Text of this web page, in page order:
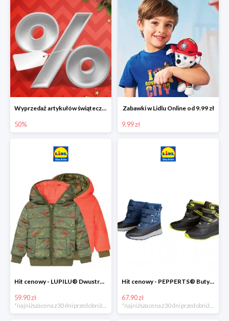
Wyprzedaż artykułów świątecznych w Lidlu Online
50%
Zabawki w Lidlu Online od 9.99 zł
9.99 zł
Hit cenowy - LUPILU® Dwustronna kurtka dziecięca z polarem
59.90 zł
*najniższa cena z 30 dni przed obniżką
Hit cenowy - PEPPERTS® Buty zimowe chłopięce
67.90 zł
*najniższa cena z 30 dni przed obniżką